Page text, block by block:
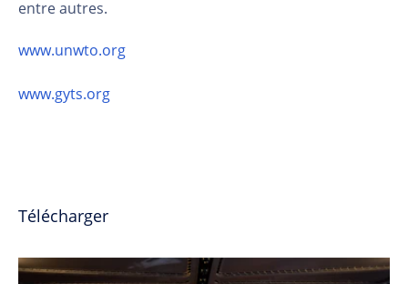
entre autres.
www.unwto.org
www.gyts.org
Télécharger